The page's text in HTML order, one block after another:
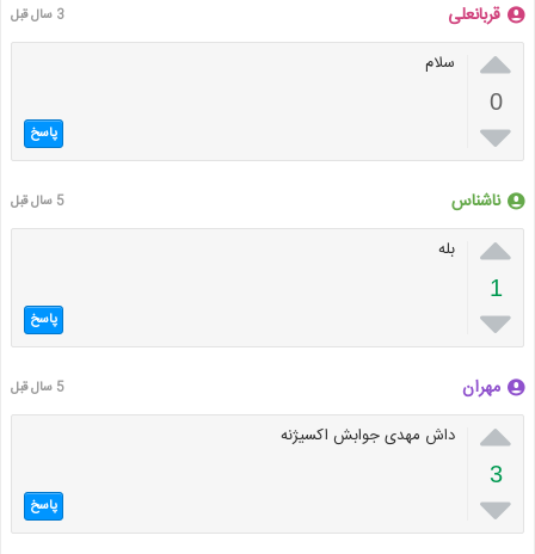
قربانعلی 3 سال قبل

0

سلام
پاسخ
ناشناس 5 سال قبل

1

بله
پاسخ
مهران 5 سال قبل

3

داش مهدی جوابش اکسیژنه
پاسخ